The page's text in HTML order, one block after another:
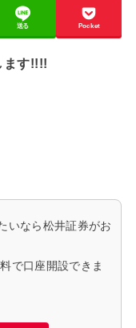
送る Pocket
ます!!!!
いなら松井証券がお
で口座開設できま